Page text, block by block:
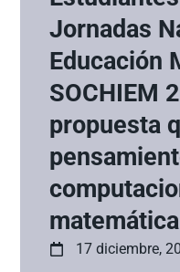
Jornadas
Educación
SOCHIEM
propuesta
matemática
17 diciembre,